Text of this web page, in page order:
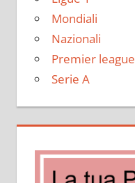
Mondiali
Nazionali
Premier league
Serie A